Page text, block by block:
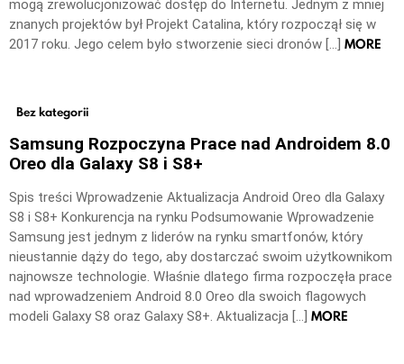
mogą zrewolucjonizować dostęp do Internetu. Jednym z mniej
znanych projektów był Projekt Catalina, który rozpoczął się w
2017 roku. Jego celem było stworzenie sieci dronów […] MORE
Bez kategorii
Samsung Rozpoczyna Prace nad Androidem 8.0
Oreo dla Galaxy S8 i S8+
Spis treści Wprowadzenie Aktualizacja Android Oreo dla Galaxy
S8 i S8+ Konkurencja na rynku Podsumowanie Wprowadzenie
Samsung jest jednym z liderów na rynku smartfonów, który
nieustannie dąży do tego, aby dostarczać swoim użytkownikom
najnowsze technologie. Właśnie dlatego firma rozpoczęła prace
nad wprowadzeniem Android 8.0 Oreo dla swoich flagowych
modeli Galaxy S8 oraz Galaxy S8+. Aktualizacja […] MORE